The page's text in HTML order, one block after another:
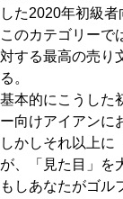
した2020年初級者
このカテゴリーで
対する最高の売り
る。
基本的にこうした
ー向けアイアンに
しかしそれ以上に
が、「見た目」を
もしあなたがゴル